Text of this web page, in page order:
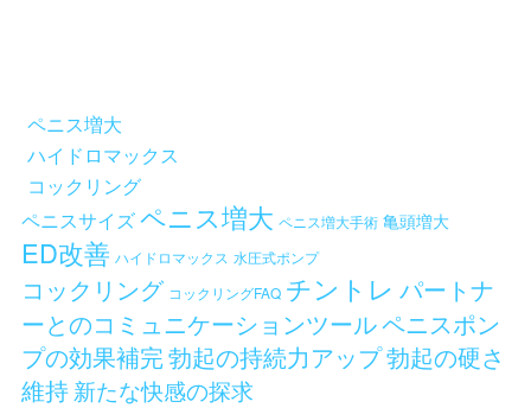
ペニス増大
ハイドロマックス
コックリング
ペニスサイズペニス増大 ペニス増大手術 亀頭増大
ED改善 ハイドロマックス 水圧式ポンプ
コックリング コックリングFAQ チントレ パートナ
ーとのコミュニケーションツールペニスポン
プの効果補完勃起の持続力アップ勃起の硬さ
維持新たな快感の探求